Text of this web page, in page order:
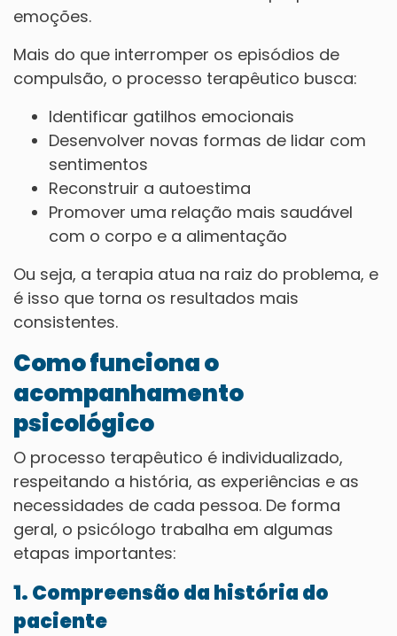
emoções.
Mais do que interromper os episódios de
compulsão, o processo terapêutico busca:
Identificar gatilhos emocionais
Desenvolver novas formas de lidar com
sentimentos
Reconstruir a autoestima
Promover uma relação mais saudável
com o corpo e a alimentação
Ou seja, a terapia atua na raiz do problema, e
é isso que torna os resultados mais
consistentes.
Como funciona o
acompanhamento
psicológico
O processo terapêutico é individualizado,
respeitando a história, as experiências e as
necessidades de cada pessoa. De forma
geral, o psicólogo trabalha em algumas
etapas importantes:
1. Compreensão da história do
paciente